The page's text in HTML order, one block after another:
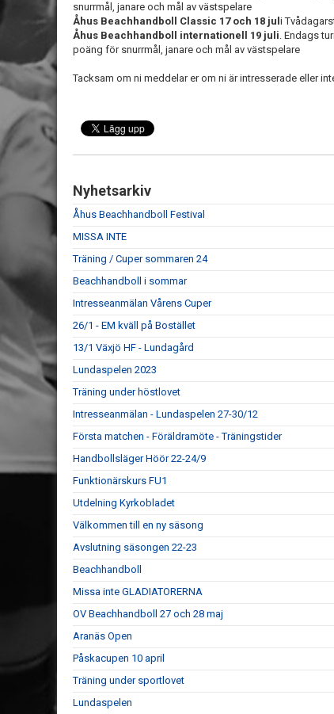
snurrmål, janare och mål av västspelare
Åhus Beachhandboll Classic 17 och 18 jul i
Åhus Beachhandboll internationell 19 juli. Endags
poäng för snurrmål, janare och mål av västspelare
Tacksam om ni meddelar er om ni är intresserade eller
Nyhetsarkiv
Åhus Beachhandboll Festival
MISSA INTE
Träning / Cuper sommaren 24
Beachhandboll i sommar
Intresseanmälan Vårens Cuper
26/1 - EM kväll på Bostället
13/1 Växjö HF - Lundagård
Lundaspelen 2023
Träning under höstlovet
Intresseanmälan - Lundaspelen 27-30/12
Första matchen - Föräldramöte - Träningstider
Handbollsläger Höör 22-24/9
Funktionärskurs FU1
Utdelning Kyrkobladet
Välkommen till en ny säsong
Avslutning säsongen 22-23
Beachhandboll
Missa inte GLADIATORERNA
OV Beachhandboll 27 och 28 maj
Aranäs Open
Påskacupen 10 april
Träning under sportlovet
Lundaspelen